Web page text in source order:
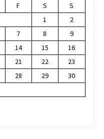
F S
S
1
2
7 8
9
14 15
16
21 22
23
28 29
30